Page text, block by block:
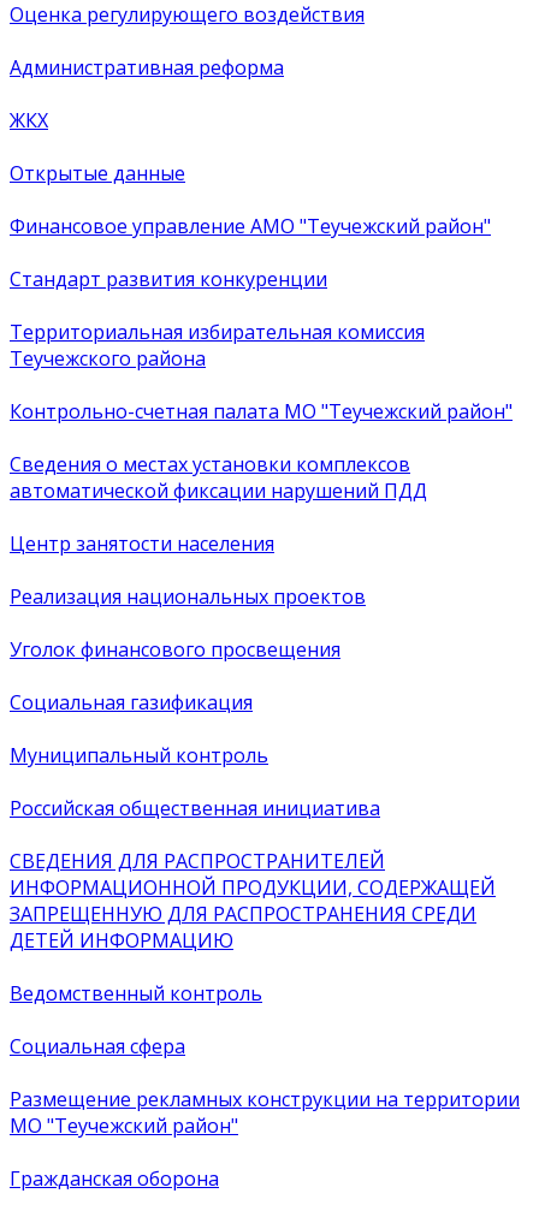
Оценка регулирующего воздействия
Административная реформа
ЖКХ
Открытые данные
Финансовое управление АМО "Теучежский район"
Стандарт развития конкуренции
Территориальная избирательная комиссия
Теучежского района
Контрольно-счетная палата МО "Теучежский район"
Сведения о местах установки комплексов
автоматической фиксации нарушений ПДД
Центр занятости населения
Реализация национальных проектов
Уголок финансового просвещения
Социальная газификация
Муниципальный контроль
Российская общественная инициатива
СВЕДЕНИЯ ДЛЯ РАСПРОСТРАНИТЕЛЕЙ
ИНФОРМАЦИОННОЙ ПРОДУКЦИИ, СОДЕРЖАЩЕЙ
ЗАПРЕЩЕННУЮ ДЛЯ РАСПРОСТРАНЕНИЯ СРЕДИ
ДЕТЕЙ ИНФОРМАЦИЮ
Ведомственный контроль
Социальная сфера
Размещение рекламных конструкции на территории
МО "Теучежский район"
Гражданская оборона